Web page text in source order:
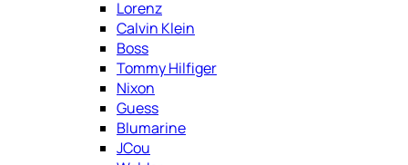
Lorenz
Calvin Klein
Boss
Tommy Hilfiger
Nixon
Guess
Blumarine
JCou